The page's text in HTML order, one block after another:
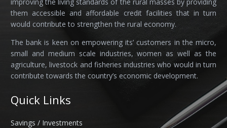
them accessible and affordable credit facilities that in turn
would contribute to strengthen the rural economy.
The bank is keen on empowering its’ customers in the micro,
small and medium scale industries, women as well as the
agriculture, livestock and fisheries industries who would in turn
contribute towards the country’s economic development.
Quick Links
Savings / Investments